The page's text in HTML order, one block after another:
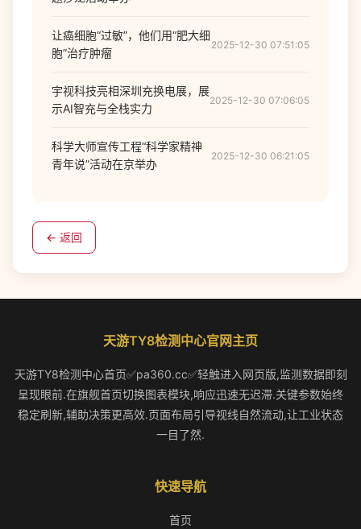
让癌细胞“过敏”，他们用“肥大细
胞”治疗肿瘤
2025-12-30 07:51:05
宇视科技亮相深圳充换电展，展
示AI智充与全栈实力
2025-12-30 07:06:05
科学大师宣传工程“科学家精神
青年说”活动在京举办
2025-12-30 06:21:05
← 返回
天游TY8检测中心官网主页
天游TY8检测中心首页✅pa360.cc✅轻触进入网页版,监测数据即刻
呈现眼前.在旗舰首页切换图表模块,响应迅速无迟滞.关键参数始终
稳定刷新,辅助决策更高效.页面布局引导视线自然流动,让工业状态
一目了然.
快速导航
首页